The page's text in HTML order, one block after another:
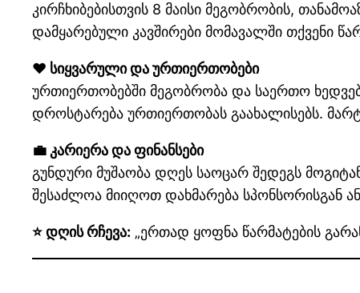
კირჩხიბებისთვის 8 მაისი მეგობრობის,
დამყარებული კავშირები მომავალში თქვენი
❤️ სიყვარული და ურთიერთობები
ურთიერთობებში მეგობრობა და საერთო
დროსტარება ურთიერთობას გაახალისებს.
💼 კარიერა და ფინანსები
გუნდური მუშაობა დღეს საოცარ შედეგს
შესაძლოა მიიღოთ დახმარება სპონსორისგან
⭐ დღის რჩევა: „ერთად ყოფნა წარმატების